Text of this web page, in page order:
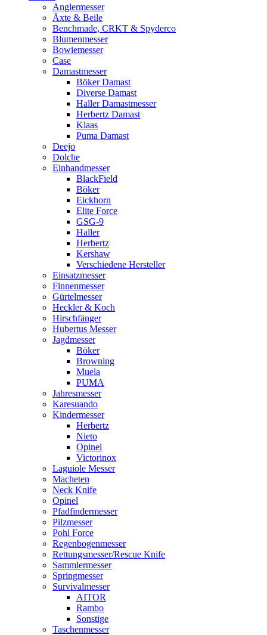
Anglermesser
Äxte & Beile
Benchmade, CRKT & Spyderco
Blumenmesser
Bowiemesser
Case
Damastmesser
Böker Damast
Diverse Damast
Haller Damastmesser
Herbertz Damast
Klaas
Puma Damast
Deejo
Dolche
Einhandmesser
BlackField
Böker
Eickhorn
Elite Force
GSG-9
Haller
Herbertz
Kershaw
Verschiedene Hersteller
Einsatzmesser
Finnenmesser
Gürtelmesser
Heckler & Koch
Hirschfänger
Hubertus Messer
Jagdmesser
Böker
Browning
Muela
PUMA
Jahresmesser
Karesuando
Kindermesser
Herbertz
Nieto
Opinel
Victorinox
Laguiole Messer
Macheten
Neck Knife
Opinel
Pfadfindermesser
Pilzmesser
Pohl Force
Regenbogenmesser
Rettungsmesser/Rescue Knife
Sammlermesser
Springmesser
Survivalmesser
AITOR
Rambo
Sonstige
Taschenmesser